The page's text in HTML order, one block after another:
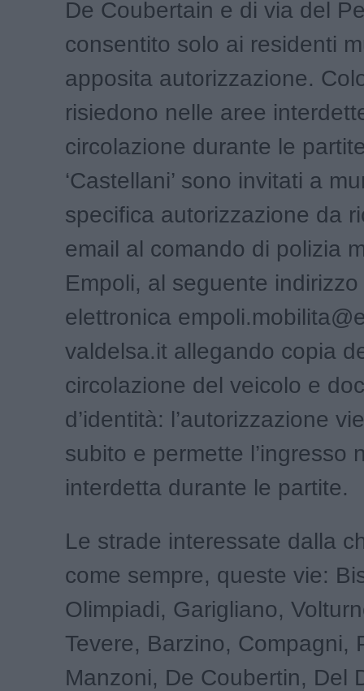
De Coubertain e di via del
consentito solo ai residenti
apposita autorizzazione.
risiedono nelle aree
circolazione durante le
‘Castellani’ sono invitati a
specifica autorizzazione da
email al comando di polizia
Empoli, al seguente
elettronica
valdelsa.it allegando copia
circolazione del veicolo e
d’identità: l’autorizzazione
subito e permette l’ingresso
interdetta durante le partite.
Le strade interessate dalla
come sempre, queste vie:
Olimpiadi, Garigliano,
Tevere, Barzino, Compagni,
Manzoni, De Coubertin, Del